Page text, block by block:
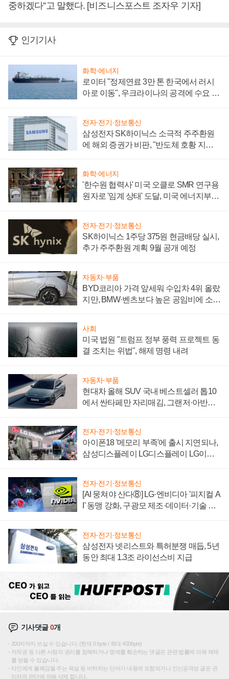
중하겠다”고 말했다. [비즈니스포스트 조자우 기자]
인기기사
화학·에너지
로이터 "정제연료 3만 톤 한국에서 러시
아로 이동", 우크라이나의 공격에 수요 늘
전자·전기·정보통신
삼성전자 SK하이닉스 소극적 주주환원
에 해외 증권가 비판, "반도체 호황 지속
화학·에너지
'한수원 협력사' 미국 오클로 SMR 연구용
원자로 '임계 상태' 도달, 미국 에너지부
전자·전기·정보통신
SK하이닉스 1주당 375원 현금배당 실시,
추가 주주환원 계획 9월 공개 예정
자동차·부품
BYD코리아 가격 앞세워 수입차 4위 올랐
지만, BMW·벤츠보다 높은 공임비에 소비
사회
미국 법원 "트럼프 정부 풍력 프로젝트 동
결 조치는 위법", 해제 명령 내려
자동차·부품
현대차 올해 SUV 국내 베스트셀러 톱10
에서 싼타페만 자리매김, 그랜저·아반떼
전자·전기·정보통신
아이폰18 '메모리 부족'에 출시 지연되나,
삼성디스플레이 LG디스플레이 LG이노
전자·전기·정보통신
[AI 뭉쳐야 산다⑧] LG·엔비디아 '피지컬 A
I' 동맹 강화, 구광모 제조·데이터·기술 결
전자·전기·정보통신
삼성전자 넷리스트와 특허분쟁 매듭, 5년
동안 최대 1.3조 라이선스비 지급
기사댓글0개
200자까지 쓰실 수 있습니다. (현재 0 byte / 최대 400byte)
저작권 등 다른 사람의 권리를 침해하거나 명예를 훼손하는 댓글은 관련 법률에 의해 제재
를 받을 수 있습니다.
타인에게 불쾌감을 주는 욕설 등 비하하는 단어가 내용에 포함되거나 인신공격성 글은 관
리자의 판단에 의해 삭제 합니다.